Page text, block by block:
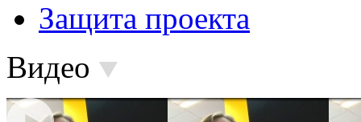
Защита проекта
Видео